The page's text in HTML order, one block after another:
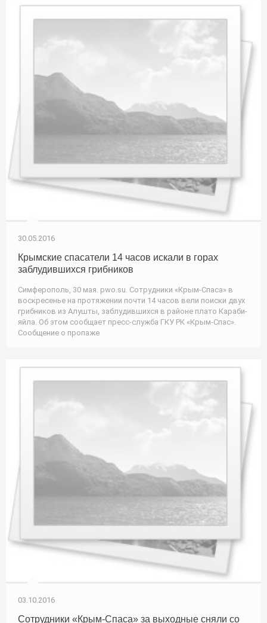
30.05.2016
Крымские спасатели 14 часов искали в горах
заблудившихся грибников
Симферополь, 30 мая. pwo.su. Сотрудники «Крым-Спаса» в
воскресенье на протяжении почти 14 часов вели поиски двух
грибников из Алушты, заблудившихся в районе плато Караби-
яйла. Об этом сообщает пресс-служба ГКУ РК «Крым-Спас».
Сообщение о пропаже
03.10.2016
Сотрудники «Крым-Спаса» за выходные сняли со